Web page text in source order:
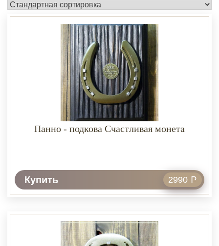
Панно - подкова Счастливая монета
Купить 2990 Р